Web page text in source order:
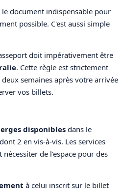
le document indispensable pour
possible. C'est aussi simple
doit impérativement être
. Cette règle est strictement
semaines après votre arrivée
vos billets.
disponibles dans le
2 en vis-à-vis. Les services
de l'espace pour des
à celui inscrit sur le billet